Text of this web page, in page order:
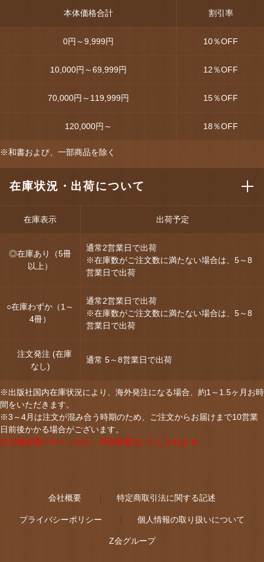
本体価格合計 割引率
0円～9,999円 10％OFF
10,000円～69,999円 12％OFF
70,000円～119,999円 15％OFF
120,000円～ 18％OFF
※和書および、一部商品を除く
在庫状況・出荷について
在庫表示 出荷予定
◎在庫あり（5冊
以上）
通常2営業日で出荷
※在庫数がご注文数に満たない場合は、5～8
営業日で出荷
○在庫わずか（1～
4冊）
通常2営業日で出荷
※在庫数がご注文数に満たない場合は、5～8
営業日で出荷
注文発注 (在庫
なし)
通常 5～8営業日で出荷
※出版社国内在庫状況により、海外発注になる場合、約1～1.5ヶ月お時
間をいただきます。
※3～4月は注文が混み合う時期のため、ご注文からお届けまで10営業
日前後かかる場合がございます。
注文確定後のキャンセル・内容変更はいたしかねます。
会社概要 特定商取引法に関する記述
プライバシーポリシー 個人情報の取り扱いについて
Z会グループ